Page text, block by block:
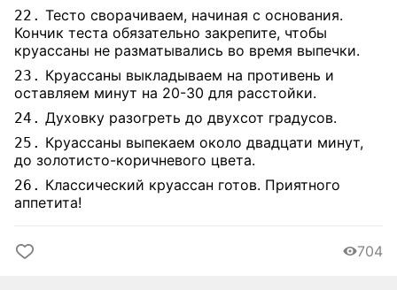
22. Тесто сворачиваем, начиная с основания.
Кончик теста обязательно закрепите, чтобы
круассаны не разматывались во время выпечки.
23. Круассаны выкладываем на противень и
оставляем минут на 20-30 для расстойки.
24. Духовку разогреть до двухсот градусов.
25. Круассаны выпекаем около двадцати минут,
до золотисто-коричневого цвета.
26. Классический круассан готов. Приятного
аппетита!
704